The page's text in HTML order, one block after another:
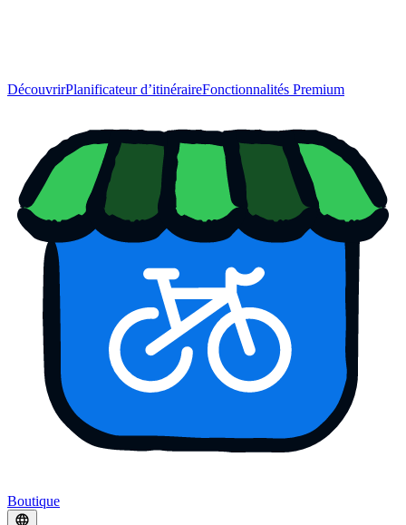
DécouvrirPlanificateur d’itinéraireFonctionnalités Premium
Boutique